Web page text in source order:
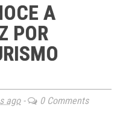
A
POR
ago- 0 Comments